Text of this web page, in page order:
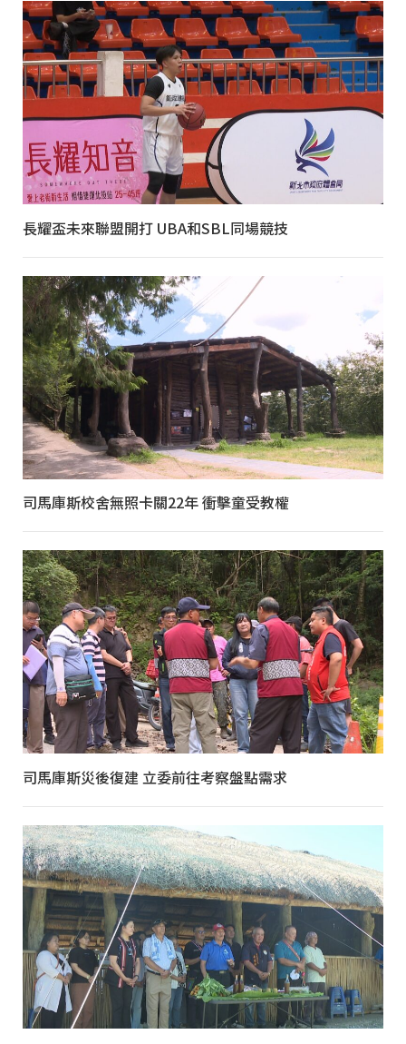
長耀盃未來聯盟開打 UBA和SBL同場競技
司馬庫斯校舍無照卡關22年 衝擊童受教權
司馬庫斯災後復建 立委前往考察盤點需求